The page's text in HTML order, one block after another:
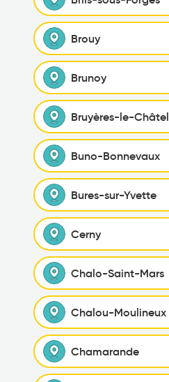
Brouy
Brunoy
Bruyères-le-Châtel
Buno-Bonnevaux
Bures-sur-Yvette
Cerny
Chalo-Saint-Mars
Chalou-Moulineux
Chamarande